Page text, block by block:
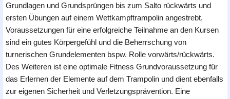
Grundlagen und Grundsprüngen bis zum Salto rückwärts und
ersten Übungen auf einem Wettkampftrampolin angestrebt.
Voraussetzungen für eine erfolgreiche Teilnahme an den Kursen
sind ein gutes Körpergefühl und die Beherrschung von
turnerischen Grundelementen bspw. Rolle vorwärts/rückwärts.
Des Weiteren ist eine optimale Fitness Grundvoraussetzung für
das Erlernen der Elemente auf dem Trampolin und dient ebenfalls
zur eigenen Sicherheit und Verletzungsprävention. Eine